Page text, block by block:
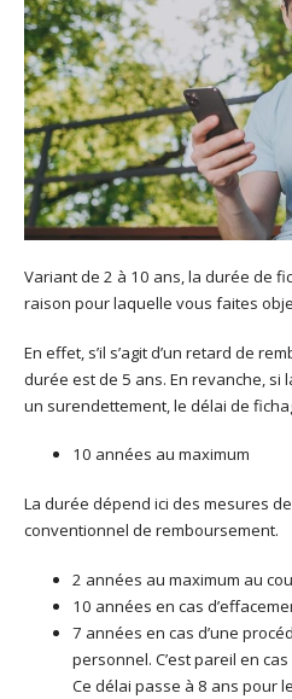
Variant de 2 à 10 ans, la durée de
raison pour laquelle vous faites
En effet, s’il s’agit d’un retard de
durée est de 5 ans. En revanche, si
un surendettement, le délai de
10 années au maximum
La durée dépend ici des mesures
conventionnel de remboursement.
2 années au maximum au
10 années en cas
7 années en cas d’une
personnel. C’est pareil en
Ce délai passe à 8 ans pour